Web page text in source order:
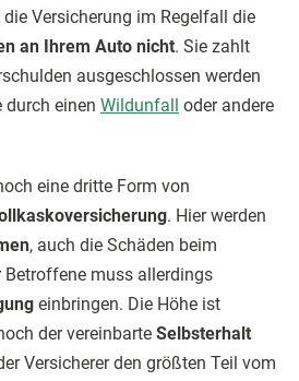
die Versicherung im Regelfall die
an Ihrem Auto nicht. Sie zahlt
ausgeschlossen werden
einen Wildunfall oder andere
eine dritte Form von
. Hier werden
, auch die Schäden beim
Betroffene muss allerdings
einbringen. Die Höhe ist
der vereinbarte Selbsterhalt
Versicherer den größten Teil vom